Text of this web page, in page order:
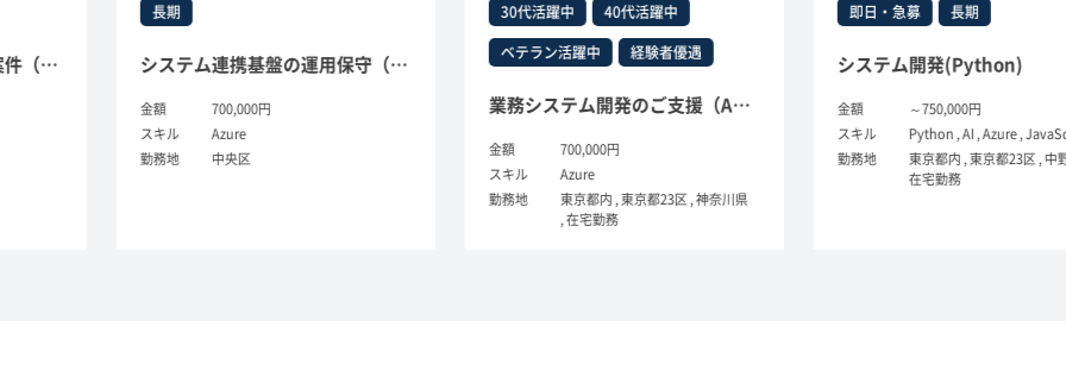
売業向けAzure基盤構築案件（Azure）
長期
システム連携基盤の運用保守（アプリケーション運用保守経験）
金額
700,000円
スキル
Azure
勤務地
中央区
30代活躍中
40代活躍中
ベテラン活躍中
経験者優遇
業務システム開発のご支援（API作成・Azure）
金額
700,000円
スキル
Azure
勤務地
東京都内 , 東京都23区 , 神奈川県
, 在宅勤務
即日・急募 長期
システム開発(Python)
金額
～750,000円
スキル
Python , AI , Azure ,
勤務地
東京都内 , 東京都23区 , 中野
在宅勤務